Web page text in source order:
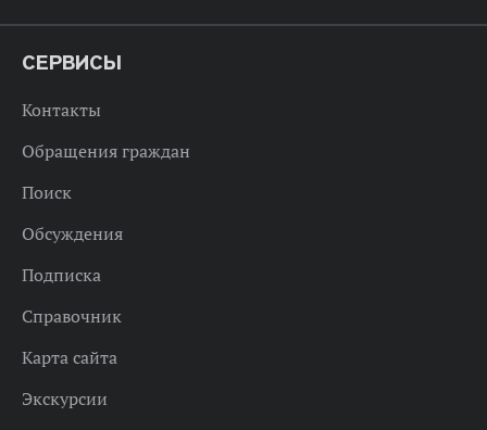
СЕРВИСЫ
Контакты
Обращения граждан
Поиск
Обсуждения
Подписка
Справочник
Карта сайта
Экскурсии